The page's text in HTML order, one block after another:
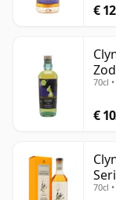
€
70cl
€
70cl